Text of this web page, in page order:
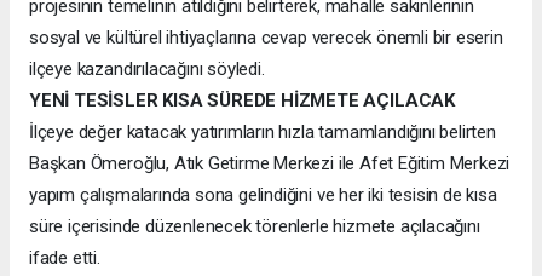
projesinin temelinin atıldığını belirterek, mahalle sakinlerinin
sosyal ve kültürel ihtiyaçlarına cevap verecek önemli bir eserin
ilçeye kazandırılacağını söyledi.
YENİ TESİSLER KISA SÜREDE HİZMETE AÇILACAK
İlçeye değer katacak yatırımların hızla tamamlandığını belirten
Başkan Ömeroğlu, Atık Getirme Merkezi ile Afet Eğitim Merkezi
yapım çalışmalarında sona gelindiğini ve her iki tesisin de kısa
süre içerisinde düzenlenecek törenlerle hizmete açılacağını
ifade etti.